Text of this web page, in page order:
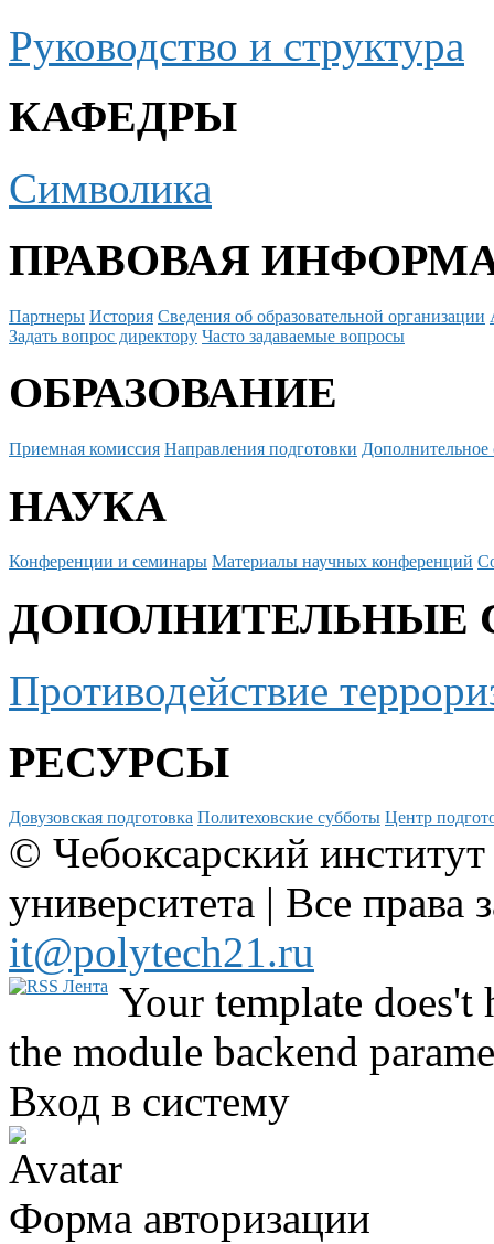
Руководство и структура
КАФЕДРЫ
Символика
ПРАВОВАЯ
Партнеры История Сведения об образовательной организации
Задать вопрос директору Часто задаваемые вопросы
ОБРАЗОВАНИЕ
Приемная комиссия Направления подготовки Дополнительное
НАУКА
Конференции и семинары Материалы научных конференций
ДОПОЛНИТЕЛЬНЫЕ
Противодействие
РЕСУРСЫ
Довузовская подготовка Политеховские субботы Центр
© Чебоксарский
университета | Все
it@polytech21.ru
Your template
the module backend
Вход в систему
Форма авторизации